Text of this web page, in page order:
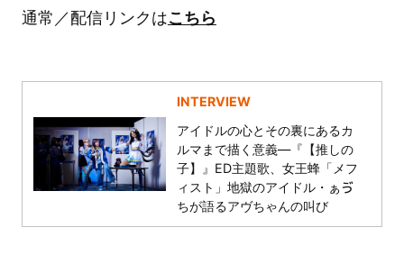
通常／配信リンクはこちら
INTERVIEW
アイドルの心とその裏にあるカ
ルマまで描く意義―『【推しの
子】』ED主題歌、女王蜂「メフ
ィスト」地獄のアイドル・ぁゔ
ちが語るアヴちゃんの叫び